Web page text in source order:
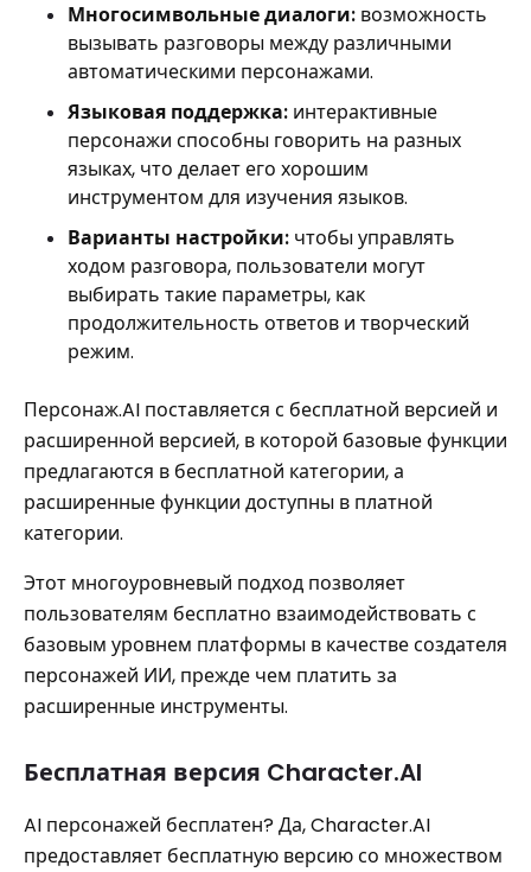
Многосимвольные диалоги: возможность
вызывать разговоры между различными
автоматическими персонажами.
Языковая поддержка: интерактивные
персонажи способны говорить на разных
языках, что делает его хорошим
инструментом для изучения языков.
Варианты настройки: чтобы управлять
ходом разговора, пользователи могут
выбирать такие параметры, как
продолжительность ответов и творческий
режим.
Персонаж.AI поставляется с бесплатной версией и
расширенной версией, в которой базовые функции
предлагаются в бесплатной категории, а
расширенные функции доступны в платной
категории.
Этот многоуровневый подход позволяет
пользователям бесплатно взаимодействовать с
базовым уровнем платформы в качестве создателя
персонажей ИИ, прежде чем платить за
расширенные инструменты.
Бесплатная версия Character.AI
AI персонажей бесплатен? Да, Character.AI
предоставляет бесплатную версию со множеством